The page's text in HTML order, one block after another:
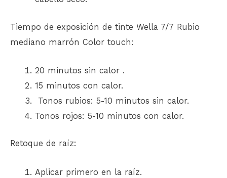
Tiempo de exposición de tinte Wella 7/7 Rubio
mediano marrón Color touch:
20 minutos sin calor .
15 minutos con calor.
Tonos rubios: 5-10 minutos sin calor.
Tonos rojos: 5-10 minutos con calor.
Retoque de raíz:
Aplicar primero en la raíz.